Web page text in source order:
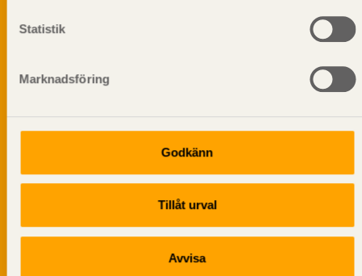
Statistik
Marknadsföring
Godkänn
Tillåt urval
Avvisa
informationsutskick!